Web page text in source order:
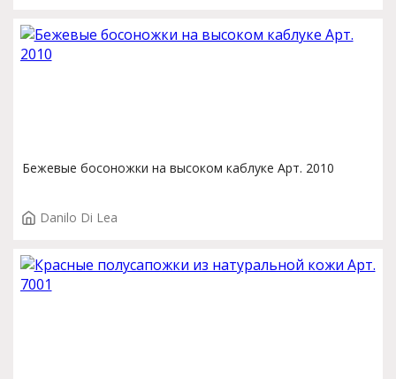
Бежевые босоножки на высоком каблуке Арт. 2010
Danilo Di Lea